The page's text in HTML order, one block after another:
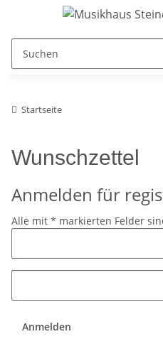
Startseite
Wunschzettel
Anmelden für
Alle mit * markierten Felder
Anmelden